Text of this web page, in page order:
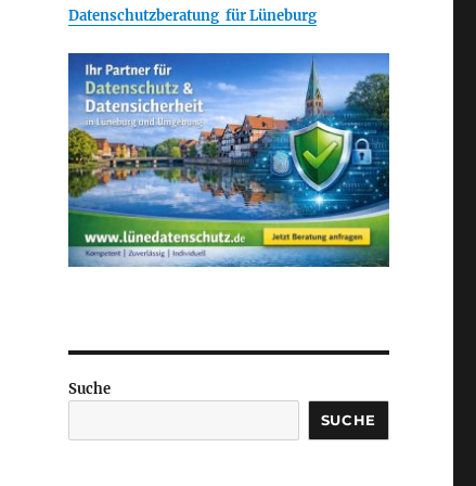
Datenschutzberatung für Lüneburg
Suche
SUCHE